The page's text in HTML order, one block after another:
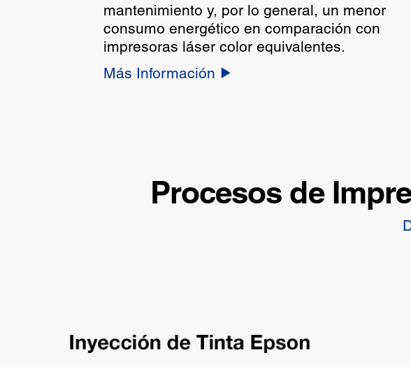
mantenimiento y, por lo general, un menor
consumo energético en comparación con
impresoras láser color equivalentes.
Más Información
Procesos de